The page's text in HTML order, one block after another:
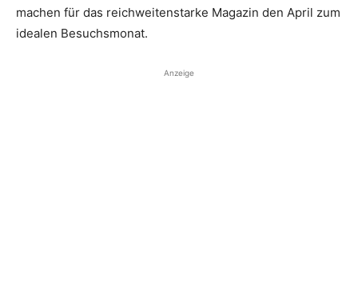
machen für das reichweitenstarke Magazin den April zum
idealen Besuchsmonat.
Anzeige